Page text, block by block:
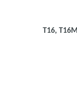
Т16, Т16М